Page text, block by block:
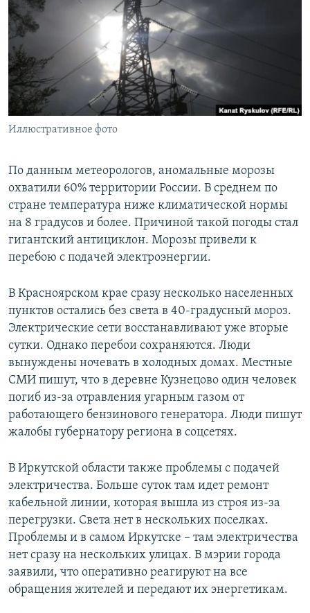
РАСПИСАНИЕ ВЕЩАНИЯ
ПОДПИШИТЕСЬ НА РАССЫЛКУ
СОЦИАЛЬНЫЕ СЕТИ
Все сайты РСЕ/РС
Иллюстративное фото
По данным метеорологов, аномальные морозы
охватили 60% территории России. В среднем по
стране температура ниже климатической нормы
на 8 градусов и более. Причиной такой погоды стал
гигантский антициклон. Морозы привели к
перебою с подачей электроэнергии.
В Красноярском крае сразу несколько населенных
пунктов остались без света в 40-градусный мороз.
Электрические сети восстанавливают уже вторые
сутки. Однако перебои сохраняются. Люди
вынуждены ночевать в холодных домах. Местные
СМИ пишут, что в деревне Кузнецово один человек
погиб из-за отравления угарным газом от
работающего бензинового генератора. Люди пишут
жалобы губернатору региона в соцсетях.
В Иркутской области также проблемы с подачей
электричества. Больше суток там идет ремонт
кабельной линии, которая вышла из строя из-за
перегрузки. Света нет в нескольких поселках.
Проблемы и в самом Иркутске – там электричества
нет сразу на нескольких улицах. В мэрии города
заявили, что оперативно реагируют на все
обращения жителей и передают их энергетикам.